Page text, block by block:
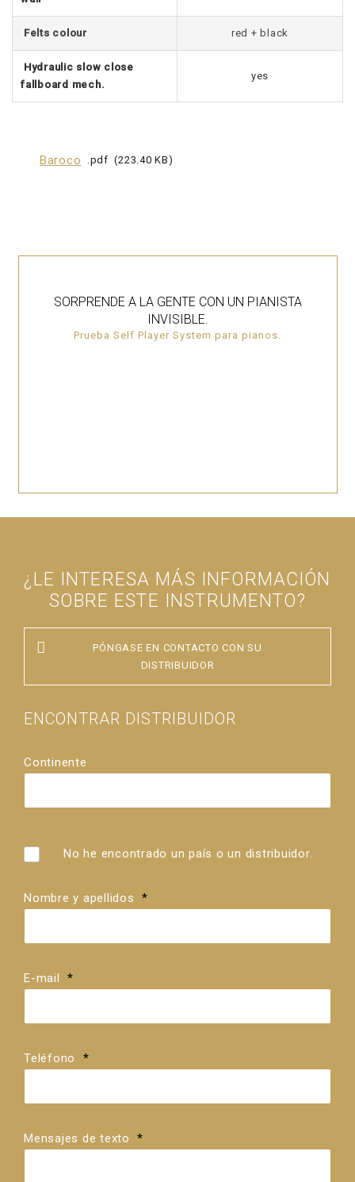
Felts colour red + black
Hydraulic slow close
fallboard mech.
yes
Baroco pdf 223.40 KB
SORPRENDE A LA GENTE CON UN PIANISTA
INVISIBLE.
Prueba Self Player System para pianos.
¿LE INTERESA MÁS INFORMACIÓN
SOBRE ESTE INSTRUMENTO?
PÓNGASE EN CONTACTO CON SU
DISTRIBUIDOR
ENCONTRAR DISTRIBUIDOR
Continente
No he encontrado un país o un distribuidor.
Nombre y apellidos *
E-mail *
Teléfono *
Mensajes de texto *